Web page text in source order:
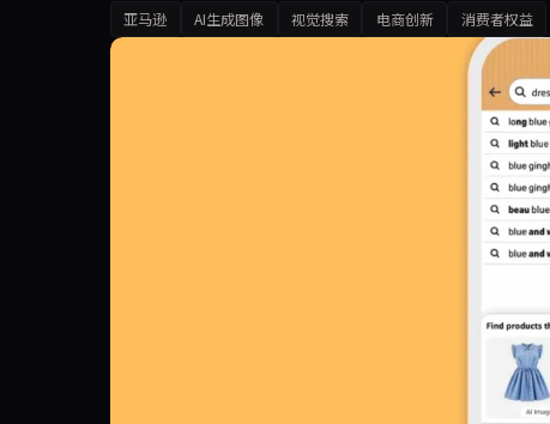
亚马逊 AI生成图像 视觉搜索 电商创新 消费者权益